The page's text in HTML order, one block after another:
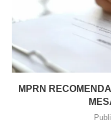
MPRN